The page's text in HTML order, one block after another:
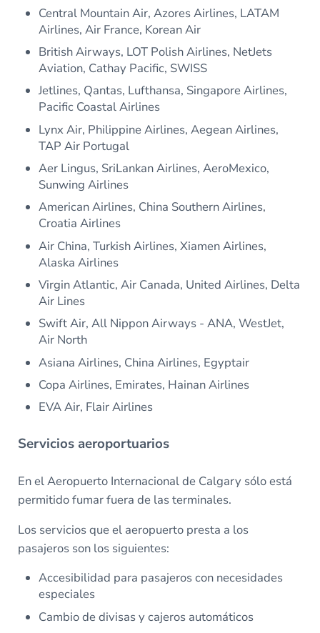
Central Mountain Air, Azores Airlines, LATAM
Airlines, Air France, Korean Air
British Airways, LOT Polish Airlines, NetJets
Aviation, Cathay Pacific, SWISS
Jetlines, Qantas, Lufthansa, Singapore Airlines,
Pacific Coastal Airlines
Lynx Air, Philippine Airlines, Aegean Airlines,
TAP Air Portugal
Aer Lingus, SriLankan Airlines, AeroMexico,
Sunwing Airlines
American Airlines, China Southern Airlines,
Croatia Airlines
Air China, Turkish Airlines, Xiamen Airlines,
Alaska Airlines
Virgin Atlantic, Air Canada, United Airlines, Delta
Air Lines
Swift Air, All Nippon Airways - ANA, WestJet,
Air North
Asiana Airlines, China Airlines, Egyptair
Copa Airlines, Emirates, Hainan Airlines
EVA Air, Flair Airlines
Servicios aeroportuarios
En el Aeropuerto Internacional de Calgary sólo está
permitido fumar fuera de las terminales.
Los servicios que el aeropuerto presta a los
pasajeros son los siguientes:
Accesibilidad para pasajeros con necesidades
especiales
Cambio de divisas y cajeros automáticos